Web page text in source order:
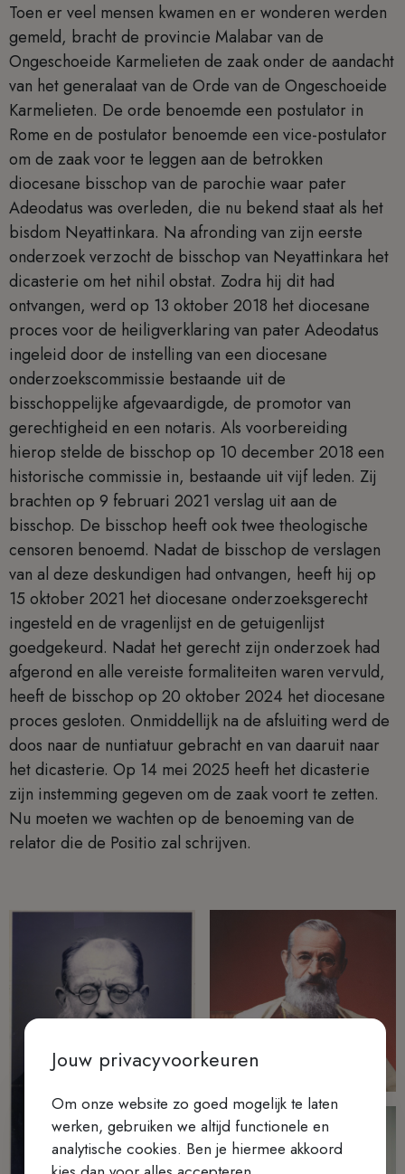
Toen er veel mensen kwamen en er wonderen werden
gemeld, bracht de provincie Malabar van de
Ongeschoeide Karmelieten de zaak onder de aandacht
van het generalaat van de Orde van de Ongeschoeide
Karmelieten. De orde benoemde een postulator in
Rome en de postulator benoemde een vice-postulator
om de zaak voor te leggen aan de betrokken
diocesane bisschop van de parochie waar pater
Adeodatus was overleden, die nu bekend staat als het
bisdom Neyattinkara. Na afronding van zijn eerste
onderzoek verzocht de bisschop van Neyattinkara het
dicasterie om het nihil obstat. Zodra hij dit had
ontvangen, werd op 13 oktober 2018 het diocesane
proces voor de heiligverklaring van pater Adeodatus
ingeleid door de instelling van een diocesane
onderzoekscommissie bestaande uit de
bisschoppelijke afgevaardigde, de promotor van
gerechtigheid en een notaris. Als voorbereiding
hierop stelde de bisschop op 10 december 2018 een
historische commissie in, bestaande uit vijf leden. Zij
brachten op 9 februari 2021 verslag uit aan de
bisschop. De bisschop heeft ook twee theologische
censoren benoemd. Nadat de bisschop de verslagen
van al deze deskundigen had ontvangen, heeft hij op
15 oktober 2021 het diocesane onderzoeksgerecht
ingesteld en de vragenlijst en de getuigenlijst
goedgekeurd. Nadat het gerecht zijn onderzoek had
afgerond en alle vereiste formaliteiten waren vervuld,
heeft de bisschop op 20 oktober 2024 het diocesane
proces gesloten. Onmiddellijk na de afsluiting werd de
doos naar de nuntiatuur gebracht en van daaruit naar
het dicasterie. Op 14 mei 2025 heeft het dicasterie
zijn instemming gegeven om de zaak voort te zetten.
Nu moeten we wachten op de benoeming van de
relator die de Positio zal schrijven.
Jouw privacyvoorkeuren
Om onze website zo goed mogelijk te laten
werken, gebruiken we altijd functionele en
analytische cookies. Ben je hiermee akkoord